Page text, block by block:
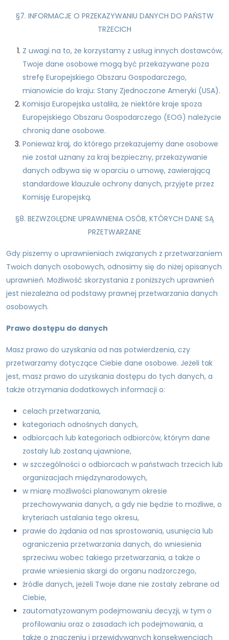
§7. INFORMACJE O PRZEKAZYWANIU DANYCH DO PAŃSTW
TRZECICH
Z uwagi na to, że korzystamy z usług innych dostawców,
Twoje dane osobowe mogą być przekazywane poza
strefę Europejskiego Obszaru Gospodarczego,
mianowicie do kraju: Stany Zjednoczone Ameryki (USA).
Komisja Europejska ustaliła, że niektóre kraje spoza
Europejskiego Obszaru Gospodarczego (EOG) należycie
chronią dane osobowe.
Ponieważ kraj, do którego przekazujemy dane osobowe
nie został uznany za kraj bezpieczny, przekazywanie
danych odbywa się w oparciu o umowę, zawierającą
standardowe klauzule ochrony danych, przyjęte przez
Komisję Europejską.
§8. BEZWZGLĘDNE UPRAWNIENIA OSÓB, KTÓRYCH DANE SĄ
PRZETWARZANE
Gdy piszemy o uprawnieniach związanych z przetwarzaniem
Twoich danych osobowych, odnosimy się do niżej opisanych
uprawnień. Możliwość skorzystania z poniższych uprawnień
jest niezależna od podstawy prawnej przetwarzania danych
osobowych.
Prawo dostępu do danych
Masz prawo do uzyskania od nas potwierdzenia, czy
przetwarzamy dotyczące Ciebie dane osobowe. Jeżeli tak
jest, masz prawo do uzyskania dostępu do tych danych, a
także otrzymania dodatkowych informacji o:
celach przetwarzania,
kategoriach odnośnych danych,
odbiorcach lub kategoriach odbiorców, którym dane
zostały lub zostaną ujawnione,
w szczególności o odbiorcach w państwach trzecich lub
organizacjach międzynarodowych,
w miarę możliwości planowanym okresie
przechowywania danych, a gdy nie będzie to możliwe, o
kryteriach ustalania tego okresu,
prawie do żądania od nas sprostowania, usunięcia lub
ograniczenia przetwarzania danych, do wniesienia
sprzeciwu wobec takiego przetwarzania, a także o
prawie wniesienia skargi do organu nadzorczego,
źródle danych, jeżeli Twoje dane nie zostały zebrane od
Ciebie,
zautomatyzowanym podejmowaniu decyzji, w tym o
profilowaniu oraz o zasadach ich podejmowania, a
także o znaczeniu i przewidywanych konsekwencjach